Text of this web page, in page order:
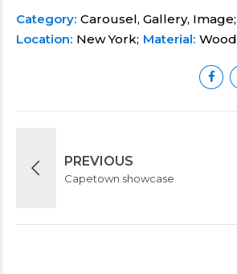
Category Carousel, Gallery, Image
Location New York Material Wood
PREVIOUS
Capetown showcase